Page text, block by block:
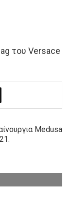
του Versace
Medusa